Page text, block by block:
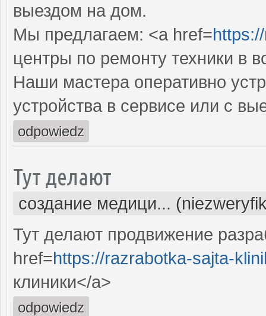
выездом на дом.
Мы предлагаем: <a href=
центры по ремонту техники в
Наши мастера оперативно
устройства в сервисе или с
odpowiedz
Тут делают
создание медици...
Тут делают продвижение
href=https://razrabotka-sajta-
клиники</a>
odpowiedz